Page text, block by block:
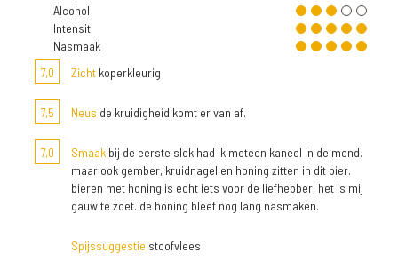
Alcohol
Intensit.
Nasmaak
7,0
Zicht koperkleurig
7,5 Neus de kruidigheid komt er van af.
7,0 Smaak bij de eerste slok had ik meteen kaneel in de mond.
maar ook gember, kruidnagel en honing zitten in dit bier.
bieren met honing is echt iets voor de liefhebber, het is mij
gauw te zoet. de honing bleef nog lang nasmaken.
Spijssuggestie stoofvlees